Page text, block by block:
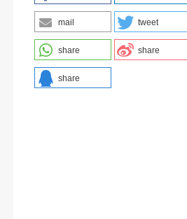
mail tweet
share share
share